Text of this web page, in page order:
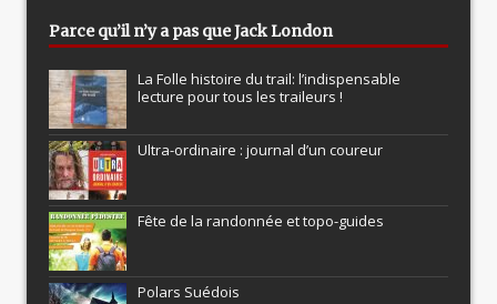
Parce qu’il n’y a pas que Jack London
La Folle histoire du trail: l’indispensable
lecture pour tous les traileurs !
Ultra-ordinaire : journal d’un coureur
Fête de la randonnée et topo-guides
Polars Suédois